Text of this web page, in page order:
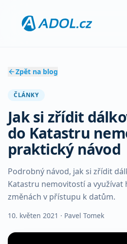
Zpět na blog
ČLÁNKY
Jak si zřídit
do Katastru
praktický návod
Podrobný návod, jak si zřídit
Katastru nemovitostí a využívat
změnách v přístupu k datům.
10. květen 2021 · Pavel Tomek